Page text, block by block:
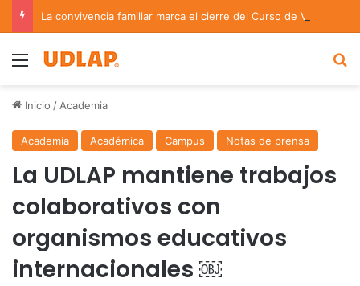
Menu
Inicio / Academia
Academia Académica Campus Notas de prensa
La UDLAP mantiene trabajos
colaborativos con
organismos educativos
internacionales ￼